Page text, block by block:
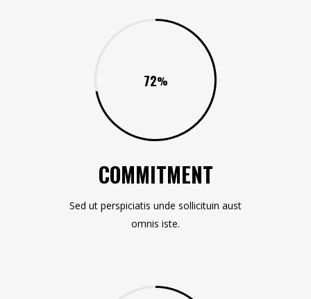
72
COMMITMENT
Sed ut perspiciatis unde sollicituin aust
omnis iste.